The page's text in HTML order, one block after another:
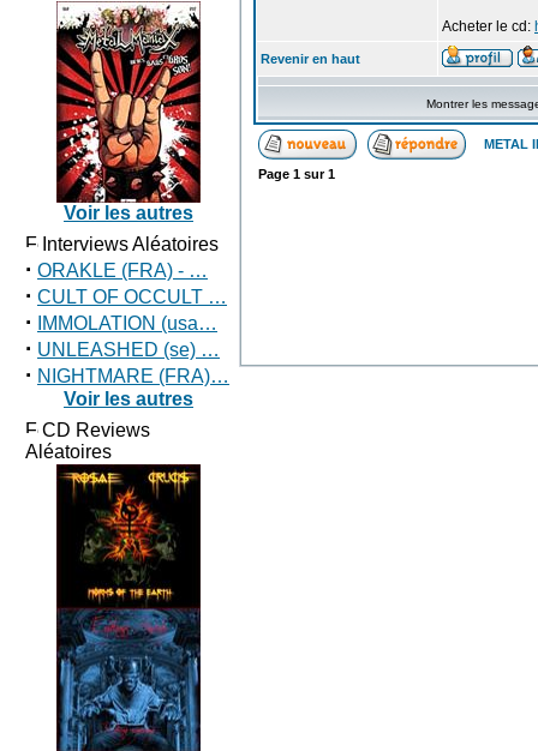
Voir les autres
Interviews Aléatoires
· ORAKLE (FRA) - …
· CULT OF OCCULT …
· IMMOLATION (usa…
· UNLEASHED (se) …
· NIGHTMARE (FRA)…
Voir les autres
CD Reviews
Aléatoires
Acheter le cd:
Revenir en haut
Montrer les
METAL
Page 1 sur1